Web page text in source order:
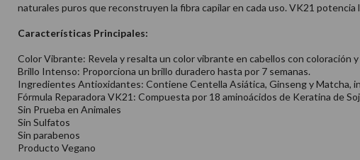
naturales puros que reconstruyen la fibra capilar en cada uso. VK21
Características Principales:
Color Vibrante: Revela y resalta un color vibrante en cabellos con coloración y
Brillo Intenso: Proporciona un brillo duradero hasta por 7 semanas.
Ingredientes Antioxidantes: Contiene Centella Asiática, Ginseng y Matcha,
Fórmula Reparadora VK21: Compuesta por 18 aminoácidos de Keratina de
Sin Prueba en Animales
Sin Sulfatos
Sin parabenos
Producto Vegano